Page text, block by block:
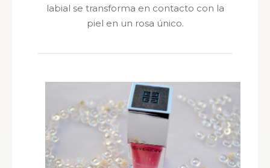
labial se transforma en contacto con la
piel en un rosa único.